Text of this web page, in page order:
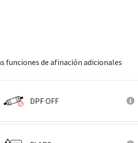
funciones de afinación adicionales
DPF OFF